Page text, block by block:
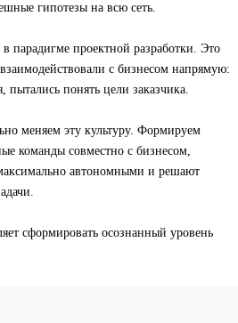
гипотезы на всю сеть.
парадигме проектной разработки. Это
с бизнесом напрямую:
пытались понять цели заказчика.
меняем эту культуру. Формируем
команды совместно с бизнесом,
автономными и решают
сформировать осознанный уровень